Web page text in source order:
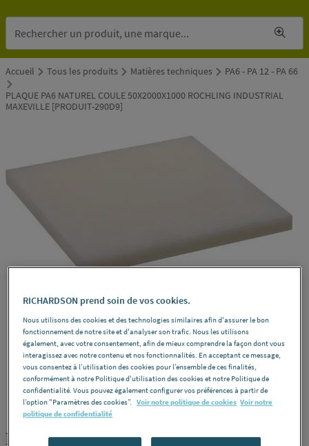
Accueil Tous les produits Matières techniques
PA6 - PA 12 - PA 66
PLAQUE PA6 NATUREL COULE 50X2000X1000 ROCHLING INDUSTRIAL
MAXEVILLE [PRODUIT-290D9]
ROCHLING REF : 290D9
PLAQUE PA6 NATUREL COULE
RICHARDSON prend soin de vos cookies.
Nous utilisons des cookies et des technologies similaires afin d'assurer le bon
fonctionnement de notre site et d'analyser son trafic. Nous les utilisons
également, avec votre consentement, afin de mieux comprendre la façon dont vous
interagissez avec notre contenu et nos fonctionnalités. En acceptant ce message,
vous consentez à l’utilisation des cookies pour l’ensemble de ces finalités,
conformément à notre Politique d'utilisation des cookies et notre Politique de
confidentialité. Vous pouvez également configurer vos préférences à partir de
l’option "Paramètres des cookies”. Voir notre politique de cookies Voir notre
politique de confidentialité